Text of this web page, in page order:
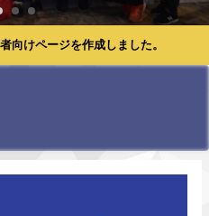
向けページを作成しました。